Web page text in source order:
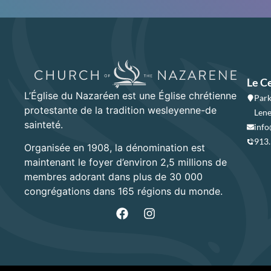
L’Église du Nazaréen est une Église chrétienne
protestante de la tradition wesleyenne-de
sainteté.
Organisée en 1908, la dénomination est
maintenant le foyer d’environ 2,5 millions de
membres adorant dans plus de 30 000
congrégations dans 165 régions du monde.
Le